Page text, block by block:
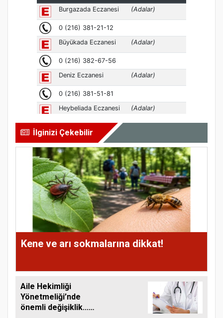
İlginizi Çekebilir
Kene ve arı sokmalarına dikkat!
Aile Hekimliği
Yönetmeliği’nde
önemli değişiklik...